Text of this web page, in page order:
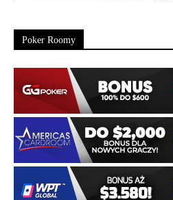
Poker Roomy